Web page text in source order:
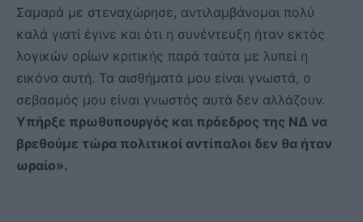
Σαμαρά με στεναχώρησε, αντιλαμβάνομαι πολύ
καλά γιατί έγινε και ότι η συνέντευξη ήταν εκτός
λογικών ορίων κριτικής παρά ταύτα με λυπεί η
εικόνα αυτή. Τα αισθήματά μου είναι γνωστά, ο
σεβασμός μου είναι γνωστός αυτά δεν αλλάζουν.
Υπήρξε πρωθυπουργός και πρόεδρος της ΝΔ να
βρεθούμε τώρα πολιτικοί αντίπαλοι δεν θα ήταν
ωραίο».